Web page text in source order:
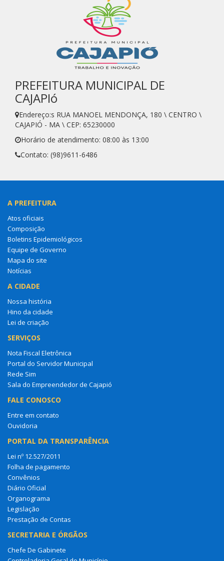
PREFEITURA MUNICIPAL DE
CAJAPIó
Endereço:s RUA MANOEL MENDONÇA, 180 \ CENTRO \
CAJAPIÓ - MA \ CEP: 65230000
Horário de atendimento: 08:00 às 13:00
Contato: (98)9611-6486
A PREFEITURA
Atos oficiais
Composição
Boletins Epidemiológicos
Equipe de Governo
Mapa do site
Notícias
A CIDADE
Nossa história
Hino da cidade
Lei de criação
SERVIÇOS
Nota Fiscal Eletrônica
Portal do Servidor Municipal
Rede Sim
Sala do Empreendedor de Cajapió
FALE CONOSCO
Entre em contato
Ouvidoria
PORTAL DA TRANSPARÊNCIA
Lei nº 12.527/2011
Folha de pagamento
Convênios
Diário Oficial
Organograma
Legislação
Prestação de Contas
SECRETARIA E ÓRGÃOS
Chefe De Gabinete